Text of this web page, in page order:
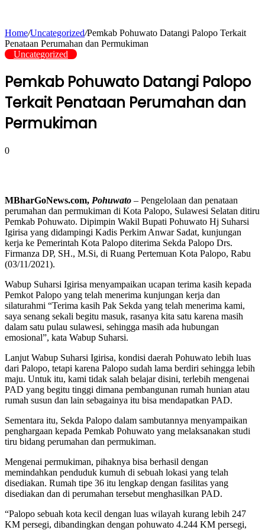
Home/Uncategorized/Pemkab Pohuwato Datangi Palopo Terkait
Penataan Perumahan dan Permukiman
Uncategorized
Pemkab Pohuwato Datangi Palopo
Terkait Penataan Perumahan dan
Permukiman
0
MBharGoNews.com, Pohuwato – Pengelolaan dan penataan
perumahan dan permukiman di Kota Palopo, Sulawesi Selatan ditiru
Pemkab Pohuwato. Dipimpin Wakil Bupati Pohuwato Hj Suharsi
Igirisa yang didampingi Kadis Perkim Anwar Sadat, kunjungan
kerja ke Pemerintah Kota Palopo diterima Sekda Palopo Drs.
Firmanza DP, SH., M.Si, di Ruang Pertemuan Kota Palopo, Rabu
(03/11/2021).
Wabup Suharsi Igirisa menyampaikan ucapan terima kasih kepada
Pemkot Palopo yang telah menerima kunjungan kerja dan
silaturahmi “Terima kasih Pak Sekda yang telah menerima kami,
saya senang sekali begitu masuk, rasanya kita satu karena masih
dalam satu pulau sulawesi, sehingga masih ada hubungan
emosional”, kata Wabup Suharsi.
Lanjut Wabup Suharsi Igirisa, kondisi daerah Pohuwato lebih luas
dari Palopo, tetapi karena Palopo sudah lama berdiri sehingga lebih
maju. Untuk itu, kami tidak salah belajar disini, terlebih mengenai
PAD yang begitu tinggi dimana pembangunan rumah hunian atau
rumah susun dan lain sebagainya itu bisa mendapatkan PAD.
Sementara itu, Sekda Palopo dalam sambutannya menyampaikan
penghargaan kepada Pemkab Pohuwato yang melaksanakan studi
tiru bidang perumahan dan permukiman.
Mengenai permukiman, pihaknya bisa berhasil dengan
memindahkan penduduk kumuh di sebuah lokasi yang telah
disediakan. Rumah tipe 36 itu lengkap dengan fasilitas yang
disediakan dan di perumahan tersebut menghasilkan PAD.
“Palopo sebuah kota kecil dengan luas wilayah kurang lebih 247
KM persegi, dibandingkan dengan pohuwato 4.244 KM persegi,